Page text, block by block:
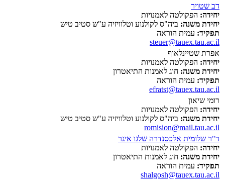
דב שטויר
יחידה: הפקולטה לאמנויות
יחידת משנה: ביה"ס לקולנוע וטלוויזיה ע"ש סטיב טיש
תפקיד: עמית הוראה
steuer@tauex.tau.ac.il
אפרת שטיינלאוף
יחידה: הפקולטה לאמנויות
יחידת משנה: חוג לאמנות התיאטרון
תפקיד: עמית הוראה
efratst@tauex.tau.ac.il
רומי שיאון
יחידה: הפקולטה לאמנויות
יחידת משנה: ביה"ס לקולנוע וטלוויזיה ע"ש סטיב טיש
romision@mail.tau.ac.il
ד"ר שלומית אלכסנדרה שלגו איגר
יחידה: הפקולטה לאמנויות
יחידת משנה: חוג לאמנות התיאטרון
תפקיד: עמית הוראה
shalgosh@tauex.tau.ac.il